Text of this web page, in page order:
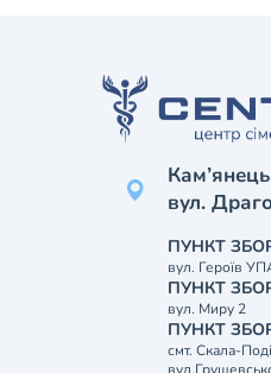
вул.
ПУНКТ
вул. Героїв
ПУНКТ
вул. Миру 2
ПУНКТ
смт. Скала-